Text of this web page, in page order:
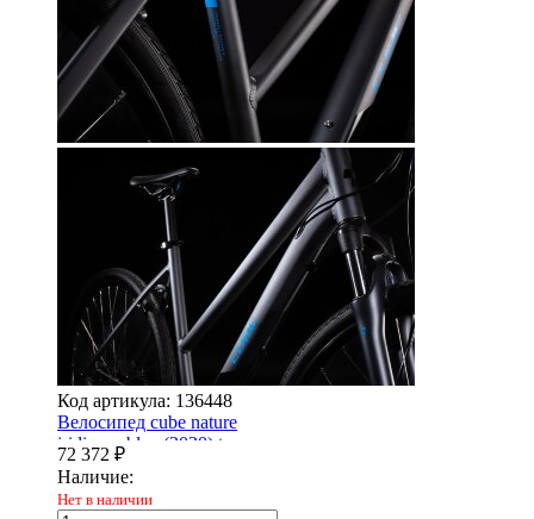
Код артикула: 136448
Велосипед cube nature
iridium - blue (2020) trapeze
72 372 ₽
Наличие:
Нет в наличии